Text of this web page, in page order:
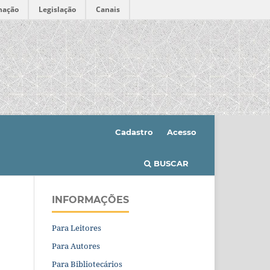
Legislação Canais
BUSCAR
Cadastro Acesso
INFORMAÇÕES
Para Leitores
Para Autores
Para Bibliotecários